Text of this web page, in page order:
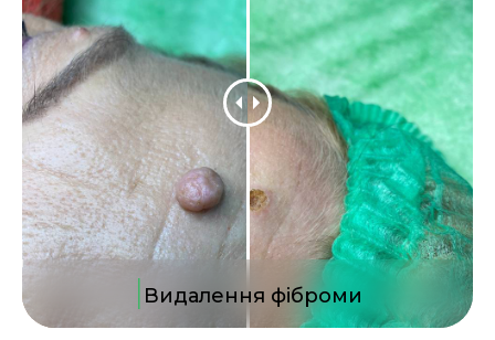
| Видалення фіброми